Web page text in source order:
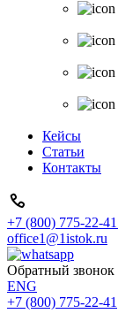
Кейсы
Статьи
Контакты
+7 (800) 775-22-41
office1@1istok.ru
Обратный звонок
ENG
+7 (800) 775-22-41